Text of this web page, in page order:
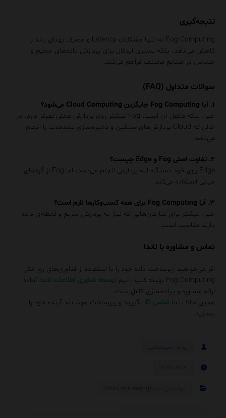
نتیجه‌گیری
Fog Computing نه تنها مشکلات Latency و مصرف پهنای باند را
کاهش می‌دهد، بلکه بستری ایدئال برای پردازش داده‌های حجیم و
حساس در صنایع مختلف فراهم می‌کند.
سوالات متداول (FAQ)
۱. آیا Fog Computing جایگزین Cloud Computing می‌شود؟
خیر، بلکه مکمل آن است. Fog بیشتر روی پردازش محلی تمرکز دارد، در
حالی که Cloud پردازش‌های سنگین و ذخیره‌سازی بلندمدت را انجام
می‌دهد.
۲. تفاوت اصلی Fog و Edge چیست؟
Edge روی خود دستگاه لبه پردازش انجام می‌دهد، اما Fog از گره‌های
میانی استفاده می‌کند.
۳. آیا Fog Computing برای همه کسب‌وکارها لازم است؟
خیر، بیشتر برای سازمان‌هایی که نیاز به پردازش سریع و لحظه‌ای داده
دارند مناسب است.
تماس و مشاوره با لاندا
اگر می‌خواهید زیرساخت داده خود را با استفاده از فناوری‌های روز مثل
Fog Computing بهینه کنید، تیم
توسعه فناوری اطلاعات لاندا آماده
ارائه مشاوره و پیاده‌سازی کامل است.
همین حالا با ما تماس ✆ بگیرید و زیرساخت هوشمند آینده خود را
بسازید.